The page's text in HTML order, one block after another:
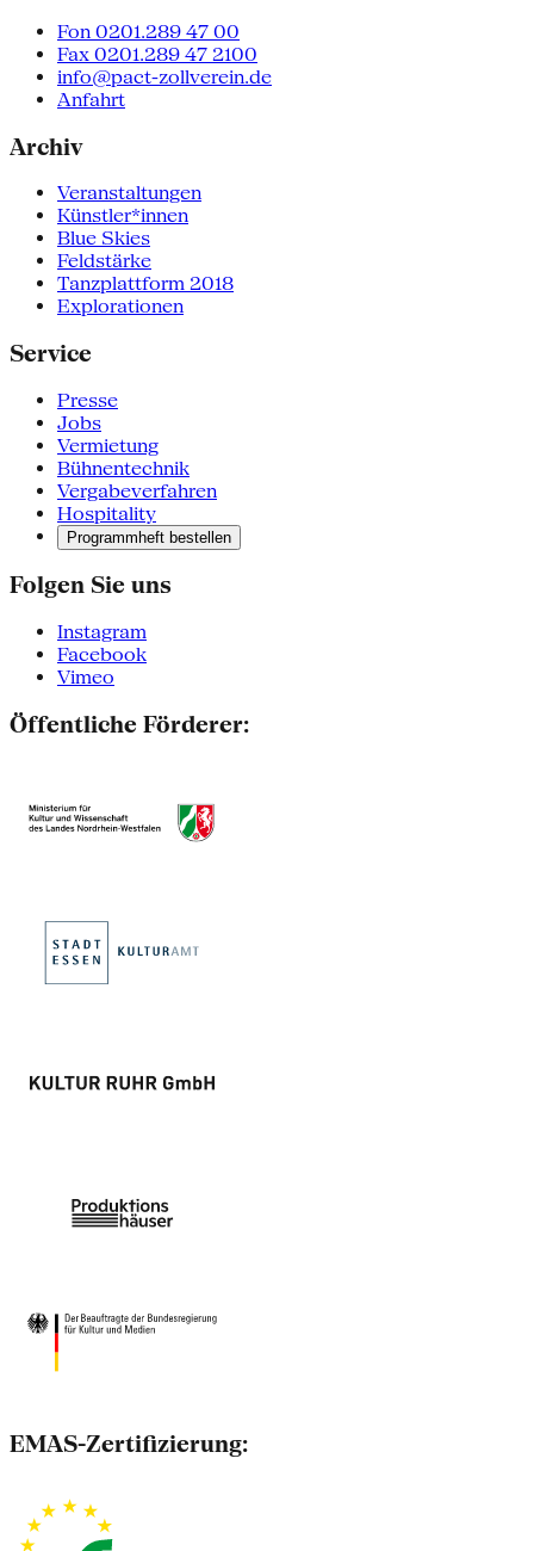
Fon 0201.289 47 00
Fax 0201.289 47 2100
info@pact-zollverein.de
Anfahrt
Archiv
Veranstaltungen
Künstler*innen
Blue Skies
Feldstärke
Tanzplattform 2018
Explorationen
Service
Presse
Jobs
Vermietung
Bühnentechnik
Vergabeverfahren
Hospitality
Programmheft bestellen
Folgen Sie uns
Instagram
Facebook
Vimeo
Öffentliche Förderer:
EMAS-Zertifizierung: